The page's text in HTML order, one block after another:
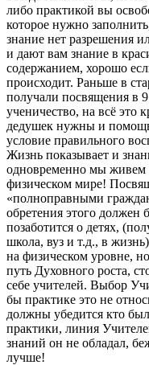
либо практикой вы
которое нужно
знание нет разрешения
и дают вам знание в
содержанием, хорошо
происходит. Раньше в
получали посвящения в
ученичество, на всё это
дедушек нужны и помощь
условие правильного
Жизнь показывает и
одновременно мы живем
физическом мире!
«полноправными
обретения этого
позаботится о детях,
школа, вуз и т.д., в
на физическом уровне,
путь Духовного роста,
себе учителей. Выбор
бы практике это не
должны убедится кто
практики, линия
знаний он не обладал,
лучше!